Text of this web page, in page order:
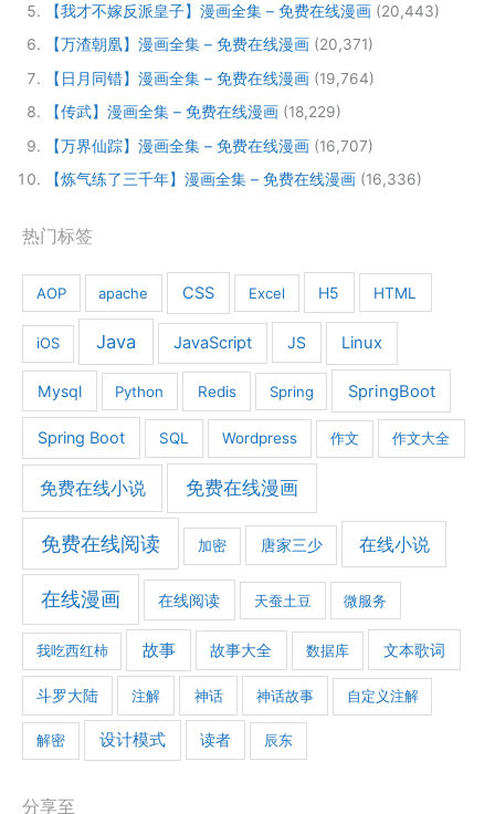
【我才不嫁反派皇子】漫画全集 – 免费在线漫画 (20,443)
【万渣朝凰】漫画全集 – 免费在线漫画 (20,371)
【日月同错】漫画全集 – 免费在线漫画 (19,764)
【传武】漫画全集 – 免费在线漫画 (18,229)
【万界仙踪】漫画全集 – 免费在线漫画 (16,707)
【炼气练了三千年】漫画全集 – 免费在线漫画 (16,336)
热门标签
AOP apache CSS Excel H5 HTML
iOS Java JavaScript JS Linux
Mysql Python Redis Spring SpringBoot
Spring Boot SQL Wordpress 作文 作文大全
免费在线小说 免费在线漫画
免费在线阅读 加密 唐家三少 在线小说
在线漫画 在线阅读 天蚕土豆 微服务
我吃西红柿 故事 故事大全 数据库 文本歌词
斗罗大陆 注解 神话 神话故事 自定义注解
解密 设计模式 读者 辰东
分享至